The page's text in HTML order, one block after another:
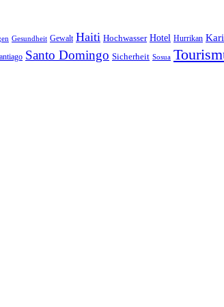
Gesundheit Gewalt Haiti Hochwasser Hotel Hurrikan
Santo Domingo Sicherheit Sosua